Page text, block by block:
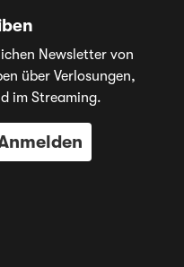
Newsletter von
über Verlosungen,
im Streaming.